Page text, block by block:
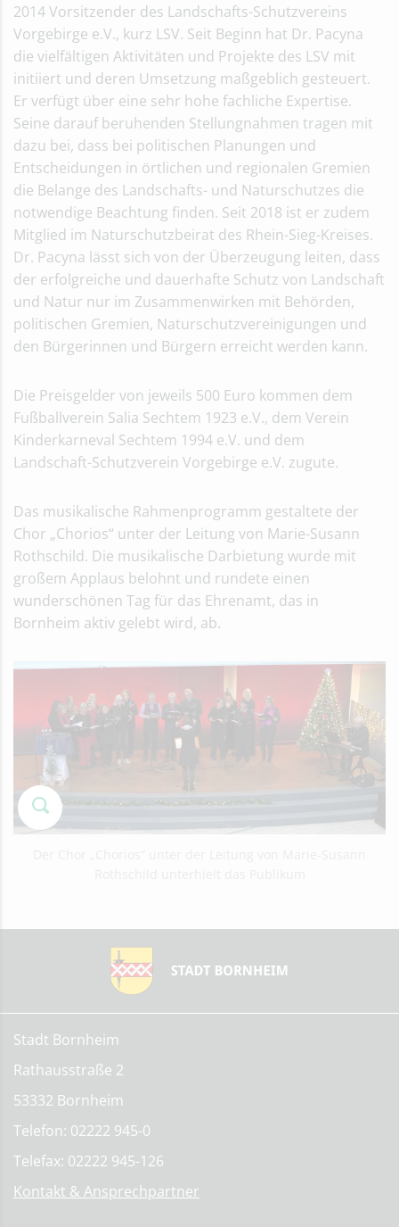
2014 Vorsitzender des Landschafts-Schutzvereins
Vorgebirge e.V., kurz LSV. Seit Beginn hat Dr. Pacyna
die vielfältigen Aktivitäten und Projekte des LSV mit
initiiert und deren Umsetzung maßgeblich gesteuert.
Er verfügt über eine sehr hohe fachliche Expertise.
Seine darauf beruhenden Stellungnahmen tragen mit
dazu bei, dass bei politischen Planungen und
Entscheidungen in örtlichen und regionalen Gremien
die Belange des Landschafts- und Naturschutzes die
notwendige Beachtung finden. Seit 2018 ist er zudem
Mitglied im Naturschutzbeirat des Rhein-Sieg-Kreises.
Dr. Pacyna lässt sich von der Überzeugung leiten, dass
der erfolgreiche und dauerhafte Schutz von Landschaft
und Natur nur im Zusammenwirken mit Behörden,
politischen Gremien, Naturschutzvereinigungen und
den Bürgerinnen und Bürgern erreicht werden kann.
Die Preisgelder von jeweils 500 Euro kommen dem
Fußballverein Salia Sechtem 1923 e.V., dem Verein
Kinderkarneval Sechtem 1994 e.V. und dem
Landschaft-Schutzverein Vorgebirge e.V. zugute.
Das musikalische Rahmenprogramm gestaltete der
Chor „Chorios“ unter der Leitung von Marie-Susann
Rothschild. Die musikalische Darbietung wurde mit
großem Applaus belohnt und rundete einen
wunderschönen Tag für das Ehrenamt, das in
Bornheim aktiv gelebt wird, ab.
Stadt Bornheim
Rathausstraße 2
53332 Bornheim
Telefon: 02222 945-0
Telefax: 02222 945-126
Kontakt & Ansprechpartner